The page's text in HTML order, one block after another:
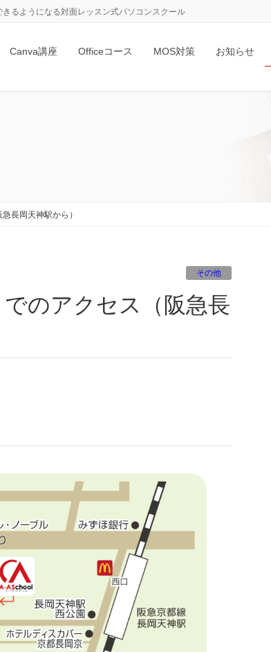
るようになる対面レッスン式パソコンスクール
Canva講座 Officeコース MOS対策 お知らせ
長岡天神駅から）
その他